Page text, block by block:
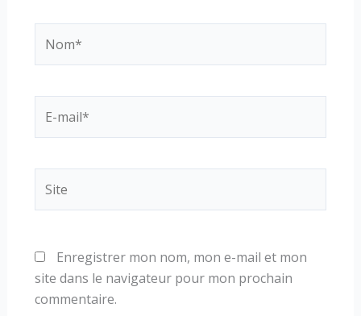
mail*
Enregistrer mon nom, mon e-mail et mon
site dans le navigateur pour mon prochain
commentaire.